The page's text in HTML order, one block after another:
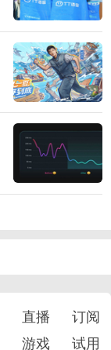
直播
订阅
游戏 试用